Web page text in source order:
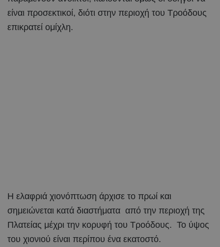
είναι προσεκτικοί, διότι στην περιοχή του Τροόδους
επικρατεί ομίχλη.
Η ελαφριά χιονόπτωση άρχισε το πρωί και
σημειώνεται κατά διαστήματα από την περιοχή της
Πλατείας μέχρι την κορυφή του Τροόδους. Το ύψος
του χιονιού είναι περίπου ένα εκατοστό.